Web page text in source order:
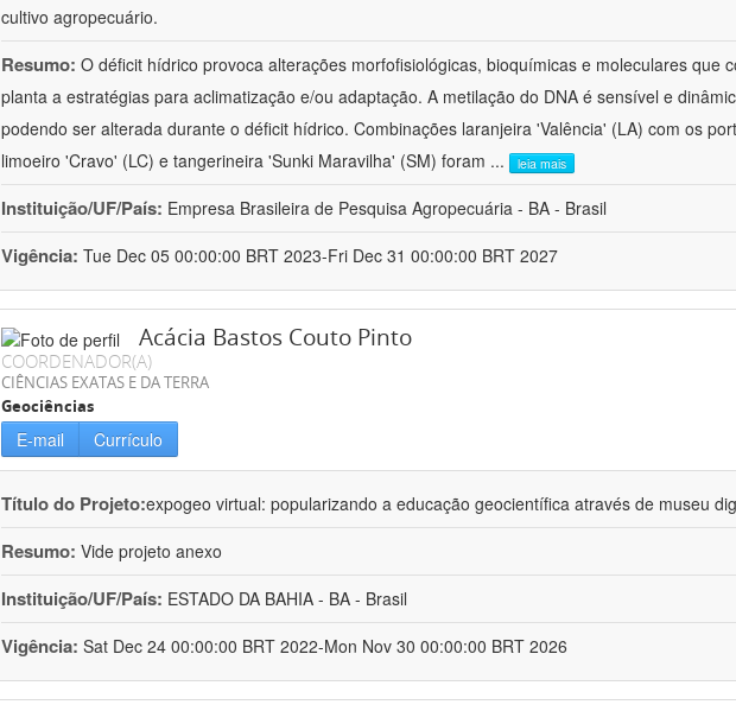
cultivo agropecuário.
Resumo: O déficit hídrico provoca alterações morfofisiológicas, bioquímicas e moleculares que
planta a estratégias para aclimatização e/ou adaptação. A metilação do DNA é sensível e
podendo ser alterada durante o déficit hídrico. Combinações laranjeira 'Valência' (LA) com os
limoeiro 'Cravo' (LC) e tangerineira 'Sunki Maravilha' (SM) foram ... leia mais
Instituição/UF/País: Empresa Brasileira de Pesquisa Agropecuária - BA - Brasil
Vigência: Tue Dec 05 00:00:00 BRT 2023-Fri Dec 31 00:00:00 BRT 2027
Acácia Bastos Couto Pinto
COORDENADOR(A)
CIÊNCIAS EXATAS E DA TERRA
Geociências
E-mail Currículo
Título do Projeto:expogeo virtual: popularizando a educação geocientífica através de museu
Resumo: Vide projeto anexo
Instituição/UF/País: ESTADO DA BAHIA - BA - Brasil
Vigência: Sat Dec 24 00:00:00 BRT 2022-Mon Nov 30 00:00:00 BRT 2026